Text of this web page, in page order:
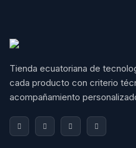
Tienda ecuatoriana de
cada producto con criterio
acompañamiento